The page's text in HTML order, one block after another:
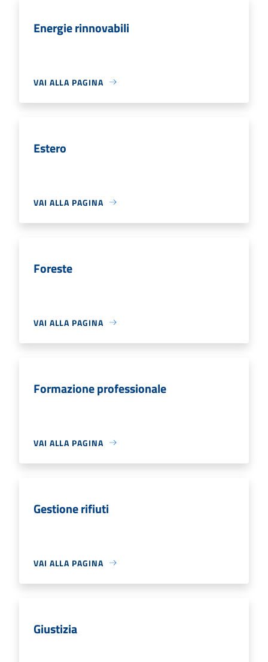
Energie rinnovabili
VAI ALLA PAGINA
Estero
VAI ALLA PAGINA
Foreste
VAI ALLA PAGINA
Formazione professionale
VAI ALLA PAGINA
Gestione rifiuti
VAI ALLA PAGINA
Giustizia